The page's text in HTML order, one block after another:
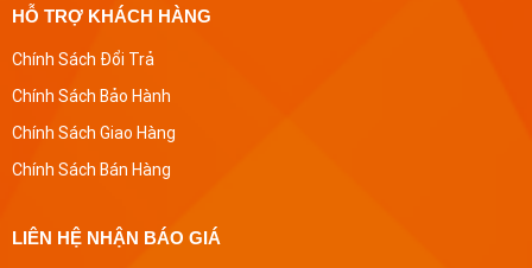
HỖ TRỢ KHÁCH HÀNG
Chính Sách Đổi Trả
Chính Sách Bảo Hành
Chính Sách Giao Hàng
Chính Sách Bán Hàng
LIÊN HỆ NHẬN BÁO GIÁ